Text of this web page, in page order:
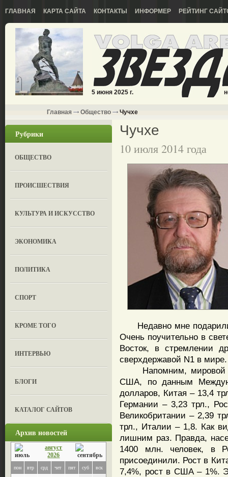
ГЛАВНАЯ КАРТА САЙТА КОНТАКТЫ ИНФОРМЕР РЕЙТИНГ
5 июня 2025 г.
Главная Общество Чучхе
Рубрики
ОБЩЕСТВО
ПРОИСШЕСТВИЯ
КУЛЬТУРА И ИСКУССТВО
ЭКОНОМИКА
ПОЛИТИКА
СПОРТ
КРОМЕ ТОГО
ИНТЕРВЬЮ
БЛОГИ
КАТАЛОГ САЙТОВ
Архив новостей
август
2026
пон втр срд чет пят суб вск
Чучхе
10 июля 2014 года
Недавно мне
Очень поучительно в
Восток, в стремлении
сверхдержавой N1 в мире.
Напомним, мировой
США, по данным
долларов, Китая – 13,4
Германии – 3,23 трл.,
Великобритании – 2,39
трл., Италии – 1,8. Как
лишним раз. Правда,
1400 млн. человек, в
присоединили. Рост в
7,4%, рост в США – 1%.